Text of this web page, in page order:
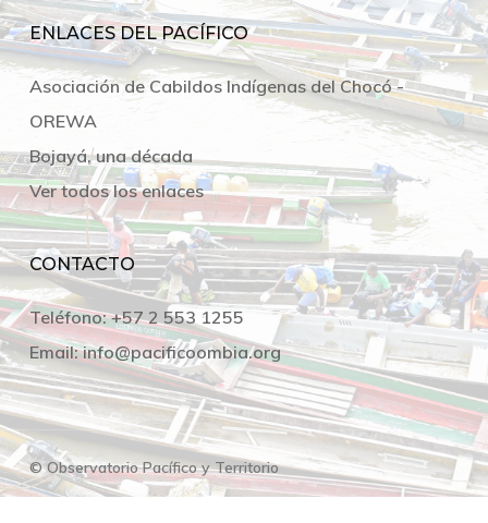
ENLACES DEL PACÍFICO
Asociación de Cabildos Indígenas del Chocó -
OREWA
Bojayá, una década
Ver todos los enlaces
CONTACTO
Teléfono:+57 2 553 1255
Email: info@pacificoombia.org
© Observatorio Pacífico y Territorio